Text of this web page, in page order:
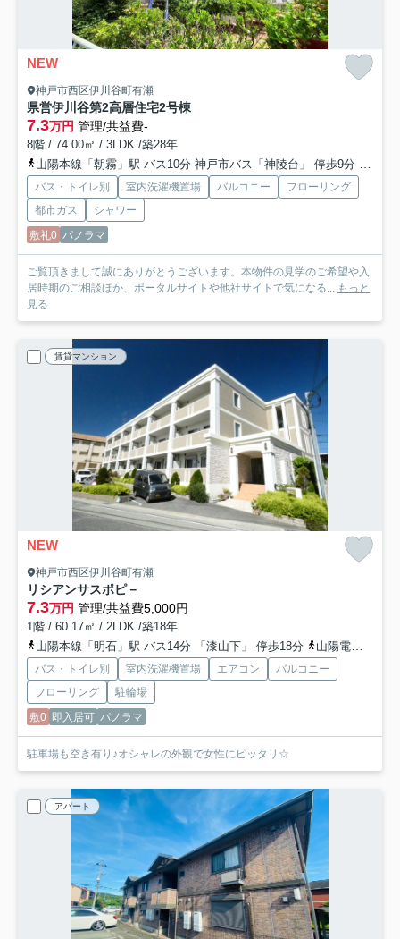
NEW
神戸市西区伊川谷町有瀬
県営伊川谷第2高層住宅2号棟
7.3万円 管理/共益費-
8階 / 74.00㎡ / 3LDK /築28年
山陽本線「朝霧」駅 バス10分 神戸市バス「神陵台」 停歩9分
山陽
バス・トイレ別 室内洗濯機置場 バルコニー
フローリング
都市ガス
シャワー
敷礼0 パノラマ
ご覧頂きまして誠にありがとうございます。本物件の見学のご希望や入
居時期のご相談ほか、ポータルサイトや他社サイトで気になる... もっと
見る
賃貸マンション
NEW
神戸市西区伊川谷町有瀬
リシアンサスポピ－
7.3万円 管理/共益費5,000円
1階 / 60.17㎡ / 2LDK /築18年
山陽本線「明石」駅 バス14分 「漆山下」 停歩18分
山陽電鉄本線「人丸前」駅 バス5分 神姫バス「免許試験場（兵庫県）」 停歩10分
バス・トイレ別 室内洗濯機置場 エアコン
バルコニー
フローリング
駐輪場
敷0 即入居可 パノラマ
駐車場も空き有り♪オシャレの外観で女性にピッタリ☆
アパート